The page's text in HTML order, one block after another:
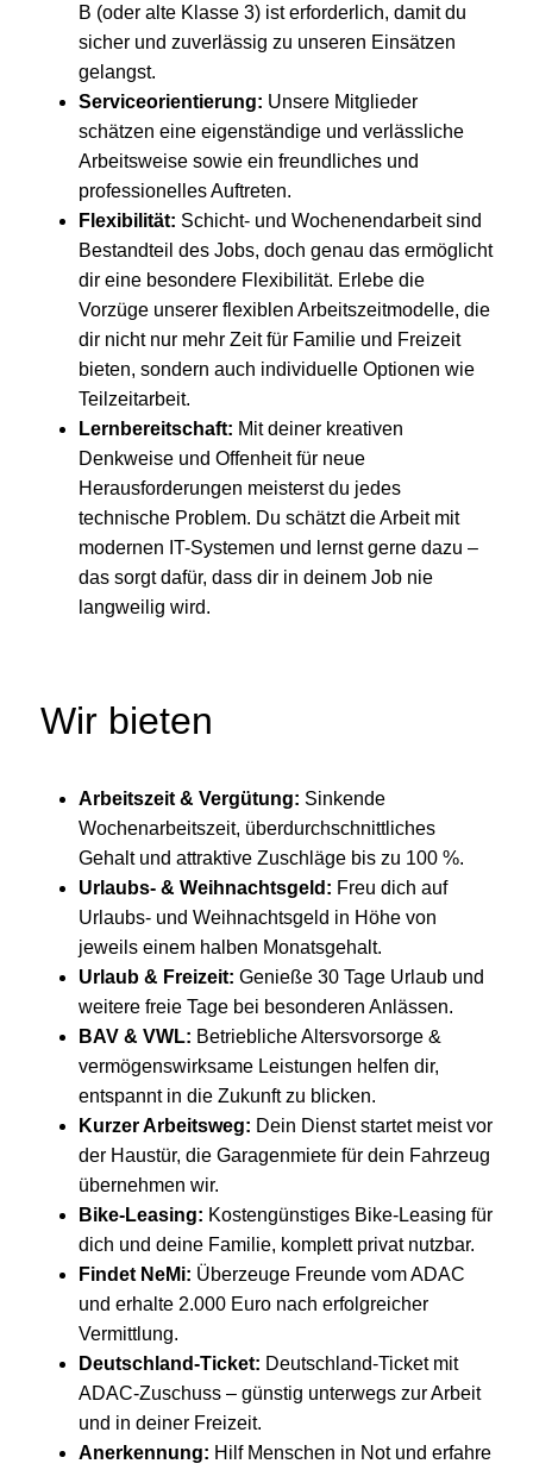
B (oder alte Klasse 3) ist erforderlich, damit du
sicher und zuverlässig zu unseren Einsätzen
gelangst.
Serviceorientierung: Unsere Mitglieder
schätzen eine eigenständige und verlässliche
Arbeitsweise sowie ein freundliches und
professionelles Auftreten.
Flexibilität: Schicht- und Wochenendarbeit sind
Bestandteil des Jobs, doch genau das ermöglicht
dir eine besondere Flexibilität. Erlebe die
Vorzüge unserer flexiblen Arbeitszeitmodelle, die
dir nicht nur mehr Zeit für Familie und Freizeit
bieten, sondern auch individuelle Optionen wie
Teilzeitarbeit.
Lernbereitschaft: Mit deiner kreativen
Denkweise und Offenheit für neue
Herausforderungen meisterst du jedes
technische Problem. Du schätzt die Arbeit mit
modernen IT-Systemen und lernst gerne dazu –
das sorgt dafür, dass dir in deinem Job nie
langweilig wird.
Wir bieten
Arbeitszeit & Vergütung: Sinkende
Wochenarbeitszeit, überdurchschnittliches
Gehalt und attraktive Zuschläge bis zu 100 %.
Urlaubs- & Weihnachtsgeld: Freu dich auf
Urlaubs- und Weihnachtsgeld in Höhe von
jeweils einem halben Monatsgehalt.
Urlaub & Freizeit: Genieße 30 Tage Urlaub und
weitere freie Tage bei besonderen Anlässen.
BAV & VWL: Betriebliche Altersvorsorge &
vermögenswirksame Leistungen helfen dir,
entspannt in die Zukunft zu blicken.
Kurzer Arbeitsweg: Dein Dienst startet meist vor
der Haustür, die Garagenmiete für dein Fahrzeug
übernehmen wir.
Bike-Leasing: Kostengünstiges Bike-Leasing für
dich und deine Familie, komplett privat nutzbar.
Findet NeMi: Überzeuge Freunde vom ADAC
und erhalte 2.000 Euro nach erfolgreicher
Vermittlung.
Deutschland-Ticket: Deutschland-Ticket mit
ADAC-Zuschuss – günstig unterwegs zur Arbeit
und in deiner Freizeit.
Anerkennung: Hilf Menschen in Not und erfahre